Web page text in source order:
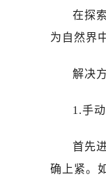
在探
为自然界
解决
1.手
首先
确上紧。